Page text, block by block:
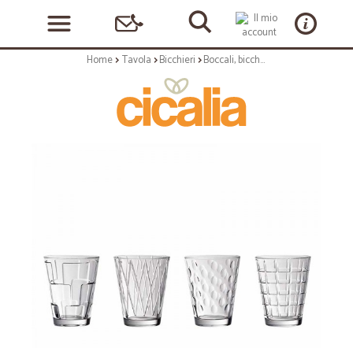
Home Tavola Bicchieri Boccali, bicchieri e calici: Dressed up bicchiere acqua set 4 pz